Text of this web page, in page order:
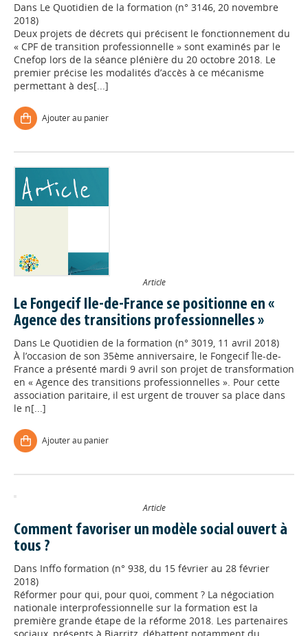
Dans Le Quotidien de la formation (n° 3146, 20 novembre
2018)
Deux projets de décrets qui précisent le fonctionnement du
« CPF de transition professionnelle » sont examinés par le
Cnefop lors de la séance plénière du 20 octobre 2018. Le
premier précise les modalités d’accès à ce mécanisme
permettant à des[...]
Ajouter au panier
Article
Le Fongecif Ile-de-France se positionne en «
Agence des transitions professionnelles »
Dans Le Quotidien de la formation (n° 3019, 11 avril 2018)
À l’occasion de son 35ème anniversaire, le Fongecif Île-de-
France a présenté mardi 9 avril son projet de transformation
en « Agence des transitions professionnelles ». Pour cette
association paritaire, il est urgent de trouver sa place dans
le n[...]
Ajouter au panier
Article
Comment favoriser un modèle social ouvert à
tous ?
Dans Inffo formation (n° 938, du 15 février au 28 février
2018)
Réformer pour qui, pour quoi, comment ? La négociation
nationale interprofessionnelle sur la formation est la
première grande étape de la réforme 2018. Les partenaires